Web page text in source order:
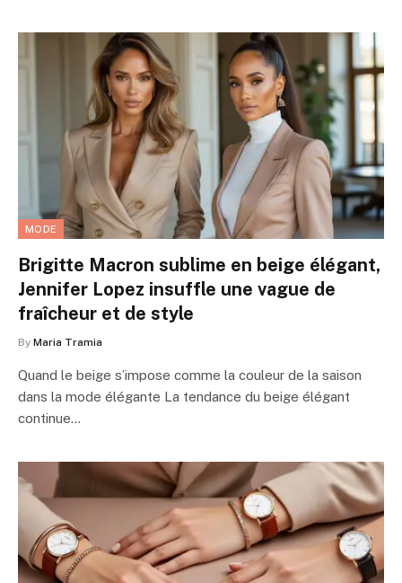
MODE
Brigitte Macron sublime en beige élégant,
Jennifer Lopez insuffle une vague de
fraîcheur et de style
By Maria Tramia
Quand le beige s’impose comme la couleur de la saison
dans la mode élégante La tendance du beige élégant
continue…